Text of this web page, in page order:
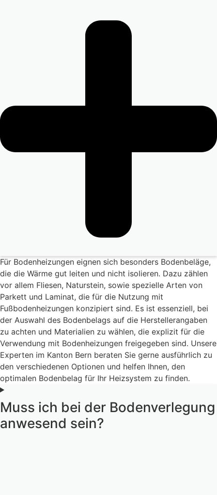
Für Bodenheizungen eignen sich besonders Bodenbeläge,
die die Wärme gut leiten und nicht isolieren. Dazu zählen
vor allem Fliesen, Naturstein, sowie spezielle Arten von
Parkett und Laminat, die für die Nutzung mit
Fußbodenheizungen konzipiert sind. Es ist essenziell, bei
der Auswahl des Bodenbelags auf die Herstellerangaben
zu achten und Materialien zu wählen, die explizit für die
Verwendung mit Bodenheizungen freigegeben sind. Unsere
Experten im Kanton Bern beraten Sie gerne ausführlich zu
den verschiedenen Optionen und helfen Ihnen, den
optimalen Bodenbelag für Ihr Heizsystem zu finden.
Muss ich bei der Bodenverlegung
anwesend sein?